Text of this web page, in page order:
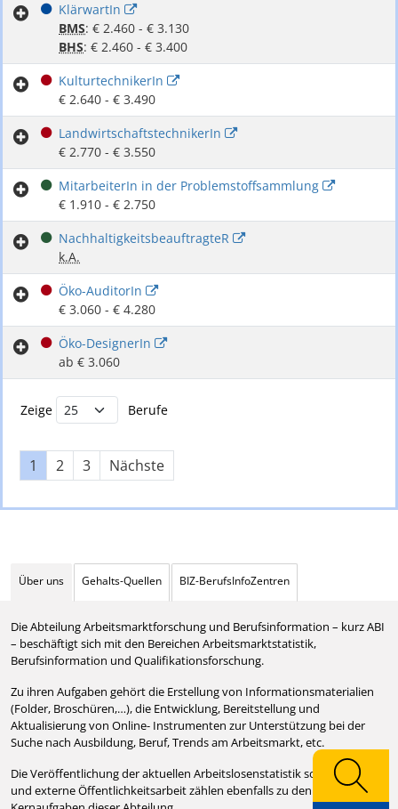
KlärwartIn
BMS: € 2.460 - € 3.130
BHS: € 2.460 - € 3.400
KulturtechnikerIn
€ 2.640 - € 3.490
LandwirtschaftstechnikerIn
€ 2.770 - € 3.550
MitarbeiterIn in der Problemstoffsammlung
€ 1.910 - € 2.750
NachhaltigkeitsbeauftragteR
k.A.
Öko-AuditorIn
€ 3.060 - € 4.280
Öko-DesignerIn
ab € 3.060
Zeige Berufe
1 2 3 Nächste
Über uns Gehalts-Quellen BIZ-BerufsInfoZentren
Die Abteilung Arbeitsmarktforschung und Berufsinformation – kurz ABI
– beschäftigt sich mit den Bereichen Arbeitsmarktstatistik,
Berufsinformation und Qualifikationsforschung.
Zu ihren Aufgaben gehört die Erstellung von Informationsmaterialien
(Folder, Broschüren,…), die Entwicklung, Bereitstellung und
Aktualisierung von Online- Instrumenten zur Unterstützung bei der
Suche nach Ausbildung, Beruf, Trends am Arbeitsmarkt, etc.
Die Veröffentlichung der aktuellen Arbeitslosenstatistik sowie interne
und externe Öffentlichkeitsarbeit zählen ebenfalls zu den